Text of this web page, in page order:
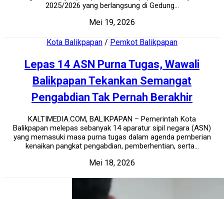
2025/2026 yang berlangsung di Gedung...
Mei 19, 2026
Kota Balikpapan / Pemkot Balikpapan
Lepas 14 ASN Purna Tugas, Wawali
Balikpapan Tekankan Semangat
Pengabdian Tak Pernah Berakhir
KALTIMEDIA.COM, BALIKPAPAN – Pemerintah Kota
Balikpapan melepas sebanyak 14 aparatur sipil negara (ASN)
yang memasuki masa purna tugas dalam agenda pemberian
kenaikan pangkat pengabdian, pemberhentian, serta...
Mei 18, 2026